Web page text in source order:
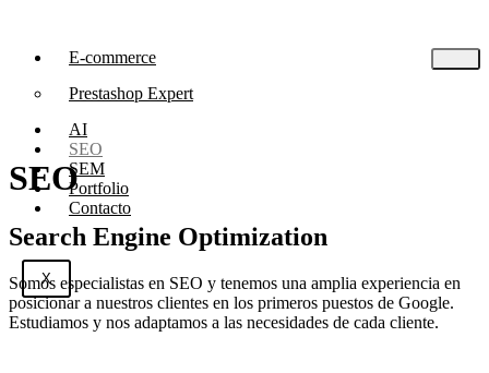
E-commerce
Prestashop Expert
AI
SEO
SEM
Portfolio
Contacto
X
SEO
Search Engine Optimization
Somos especialistas en SEO y tenemos una amplia experiencia en
posicionar a nuestros clientes en los primeros puestos de Google.
Estudiamos y nos adaptamos a las necesidades de cada cliente.